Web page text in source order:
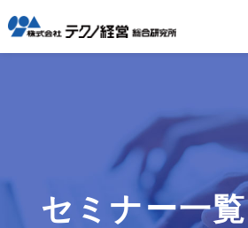
セミナー一覧